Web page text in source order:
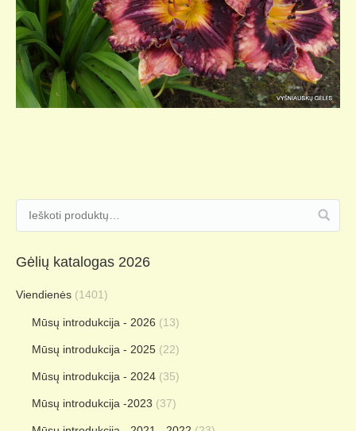
Gėlių katalogas 2026
Viendienės (1401)
Mūsų introdukcija - 2026 (13)
Mūsų introdukcija - 2025 (22)
Mūsų introdukcija - 2024 (35)
Mūsų introdukcija -2023 (37)